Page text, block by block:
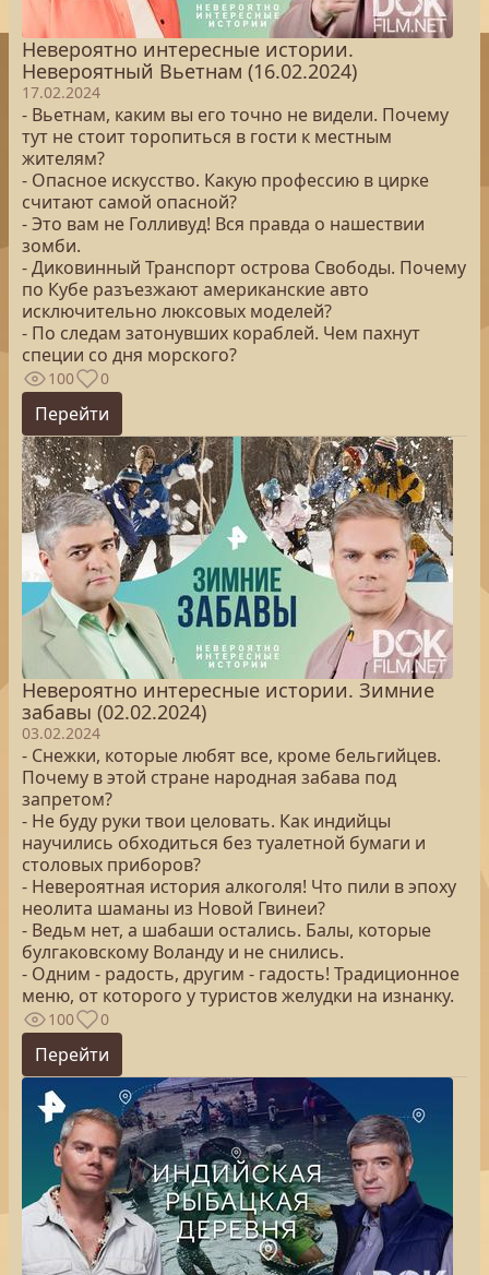
Невероятно интересные истории.
Невероятный Вьетнам (16.02.2024)
17.02.2024
- Вьетнам, каким вы его точно не видели. Почему
тут не стоит торопиться в гости к местным
жителям?
- Опасное искусство. Какую профессию в цирке
считают самой опасной?
- Это вам не Голливуд! Вся правда о нашествии
зомби.
- Диковинный Транспорт острова Свободы. Почему
по Кубе разъезжают американские авто
исключительно люксовых моделей?
- По следам затонувших кораблей. Чем пахнут
специи со дня морского?
100 0
Перейти
Невероятно интересные истории. Зимние
забавы (02.02.2024)
03.02.2024
- Снежки, которые любят все, кроме бельгийцев.
Почему в этой стране народная забава под
запретом?
- Не буду руки твои целовать. Как индийцы
научились обходиться без туалетной бумаги и
столовых приборов?
- Невероятная история алкоголя! Что пили в эпоху
неолита шаманы из Новой Гвинеи?
- Ведьм нет, а шабаши остались. Балы, которые
булгаковскому Воланду и не снились.
- Одним - радость, другим - гадость! Традиционное
меню, от которого у туристов желудки на изнанку.
100 0
Перейти